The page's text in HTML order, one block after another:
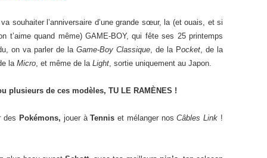
souhaiter l’anniversaire d’une grande sœur, la (et ouais, et si
t’aime quand même) GAME-BOY, qui fête ses 25 printemps
on va parler de la Game-Boy Classique, de la Pocket, de la
la Micro, et même de la Light, sortie uniquement au Japon.
plusieurs de ces modèles, TU LE RAMÈNES !
des Pokémons, jouer àTennis et mélanger nosCâbles Link !